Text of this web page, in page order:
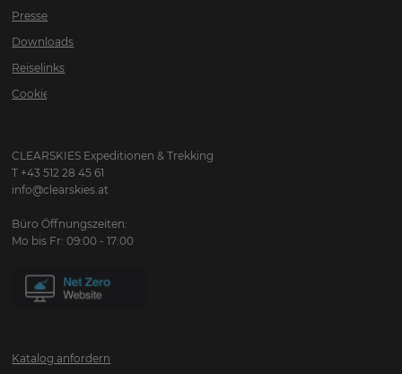
Presse
Downloads
Reiselinks
Cookies
CLEARSKIES Expeditionen & Trekking
T +43 512 28 45 61
info@clearskies.at
Büro Öffnungszeiten:
Mo bis Fr: 09:00 - 17:00
Katalog anfordern